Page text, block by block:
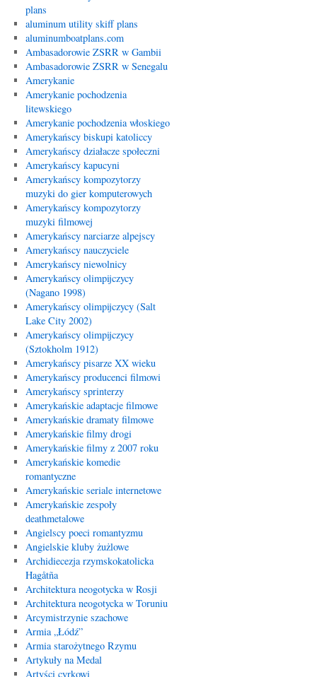
plans
aluminum utility skiff plans
aluminumboatplans.com
Ambasadorowie ZSRR w Gambii
Ambasadorowie ZSRR w Senegalu
Amerykanie
Amerykanie pochodzenia
litewskiego
Amerykanie pochodzenia włoskiego
Amerykańscy biskupi katoliccy
Amerykańscy działacze społeczni
Amerykańscy kapucyni
Amerykańscy kompozytorzy
muzyki do gier komputerowych
Amerykańscy kompozytorzy
muzyki filmowej
Amerykańscy narciarze alpejscy
Amerykańscy nauczyciele
Amerykańscy niewolnicy
Amerykańscy olimpijczycy
(Nagano 1998)
Amerykańscy olimpijczycy (Salt
Lake City 2002)
Amerykańscy olimpijczycy
(Sztokholm 1912)
Amerykańscy pisarze XX wieku
Amerykańscy producenci filmowi
Amerykańscy sprinterzy
Amerykańskie adaptacje filmowe
Amerykańskie dramaty filmowe
Amerykańskie filmy drogi
Amerykańskie filmy z 2007 roku
Amerykańskie komedie
romantyczne
Amerykańskie seriale internetowe
Amerykańskie zespoły
deathmetalowe
Angielscy poeci romantyzmu
Angielskie kluby żużlowe
Archidiecezja rzymskokatolicka
Hagåtña
Architektura neogotycka w Rosji
Architektura neogotycka w Toruniu
Arcymistrzynie szachowe
Armia „Łódź”
Armia starożytnego Rzymu
Artykuły na Medal
Artyści cyrkowi